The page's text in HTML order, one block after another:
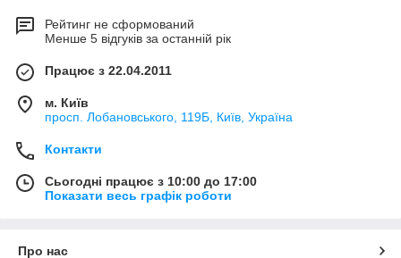
Рейтинг не сформований
Менше 5 відгуків за останній рік
Працює з 22.04.2011
м. Київ
просп. Лобановського, 119Б, Київ, Україна
Контакти
Сьогодні працює з 10:00 до 17:00
Показати весь графік роботи
Про нас